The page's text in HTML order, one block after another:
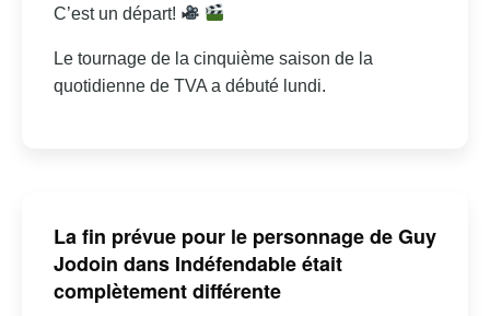
C’est un départ!
Le tournage de la cinquième saison de la
quotidienne de TVA a débuté lundi.
La fin prévue pour le personnage de Guy
Jodoin dans Indéfendable était
complètement différente